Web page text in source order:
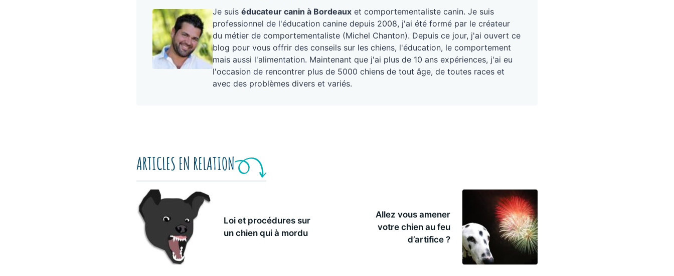
Je suis éducateur canin à Bordeaux et comportementaliste canin. Je suis
professionnel de l'éducation canine depuis 2008, j'ai été formé par le créateur
du métier de comportementaliste (Michel Chanton). Depuis ce jour, j'ai ouvert ce
blog pour vous offrir des conseils sur les chiens, l'éducation, le comportement
mais aussi l'alimentation. Maintenant que j'ai plus de 10 ans expériences, j'ai eu
l'occasion de rencontrer plus de 5000 chiens de tout âge, de toutes races et
avec des problèmes divers et variés.
ARTICLES EN RELATION
Loi et procédures sur
un chien qui à mordu
Allez vous amener
votre chien au feu
d’artifice ?